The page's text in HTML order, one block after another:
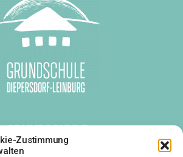
Zustimmung
GRUNDSCHULE
LEINBURG